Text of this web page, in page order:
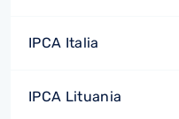
IPCA Italia
IPCA Lituania